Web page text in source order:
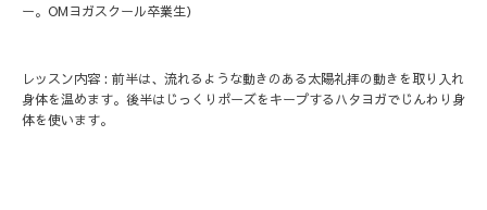
ー。OMヨガスクール卒業生）
レッスン内容 : 前半は、流れるような動きのある太陽礼拝の動きを取り入れ
身体を温めます。後半はじっくりポーズをキープするハタヨガでじんわり身
体を使います。